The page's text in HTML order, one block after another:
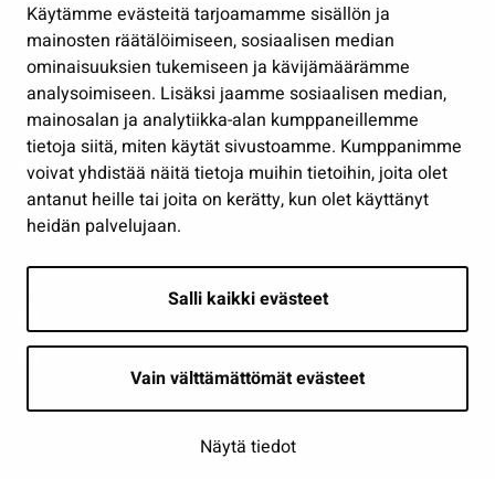
Käytämme evästeitä tarjoamamme sisällön ja
mainosten räätälöimiseen, sosiaalisen median
ominaisuuksien tukemiseen ja kävijämäärämme
analysoimiseen. Lisäksi jaamme sosiaalisen median,
mainosalan ja analytiikka-alan kumppaneillemme
tietoja siitä, miten käytät sivustoamme. Kumppanimme
voivat yhdistää näitä tietoja muihin tietoihin, joita olet
antanut heille tai joita on kerätty, kun olet käyttänyt
heidän palvelujaan.
Salli kaikki evästeet
Vain välttämättömät evästeet
Näytä tiedot
Työ ja yrittäminen
Osallistu ja asioi
Näytä omat evästeasetukseni
Seuraa meitä
Saavutettavuusseloste | © Seinäjoki 2026